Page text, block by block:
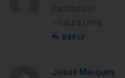
Fantástico!
– Laura Lima
REPLY
Josué Marques